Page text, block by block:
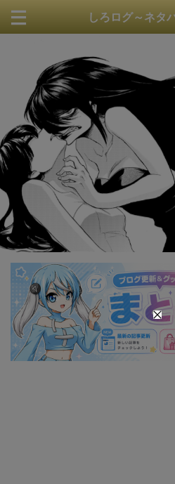
しろログ～ネタ